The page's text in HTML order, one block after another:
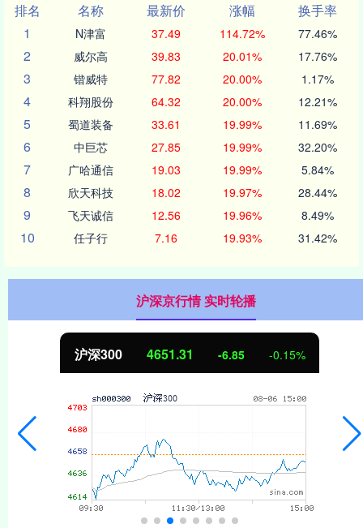
排名
名称 最新价 涨幅
换手率
1
N津富 37.49 114.72% 77.46%
2 威尔高 39.83 20.01% 17.76%
3 锴威特 77.82 20.00% 1.17%
4 科翔股份 64.32 20.00% 12.21%
5 蜀道装备 33.61 19.99% 11.69%
6 中巨芯 27.85 19.99% 32.20%
7 广哈通信 19.03 19.99% 5.84%
8 欣天科技 18.02 19.97% 28.44%
9 飞天诚信 12.56 19.96% 8.49%
10 任子行 7.16 19.93% 31.42%
沪深京行情 实时轮播
4651.31 -6.85 -0.15%